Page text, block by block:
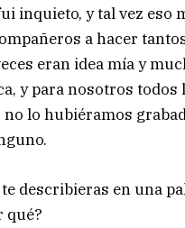
inquieto, y tal vez eso
a hacer
eran idea mía y
y para nosotros todos
lo hubiéramos
describieras en una
qué?